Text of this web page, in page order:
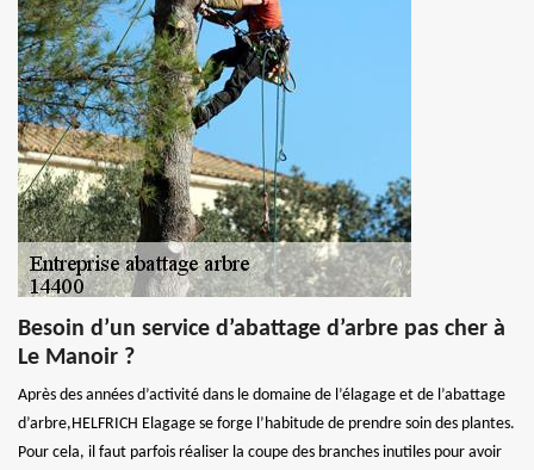
Besoin d’un service d’abattage d’arbre pas cher à
Le Manoir ?
Après des années d’activité dans le domaine de l’élagage et de l’abattage
d’arbre,HELFRICH Elagage se forge l’habitude de prendre soin des plantes.
Pour cela, il faut parfois réaliser la coupe des branches inutiles pour avoir